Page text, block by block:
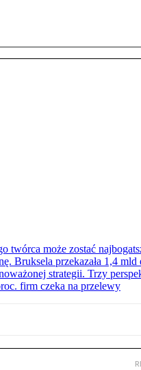
twórca może zostać
Bruksela przekazała 1,4 mld
strategii. Trzy
firm czeka na przelewy